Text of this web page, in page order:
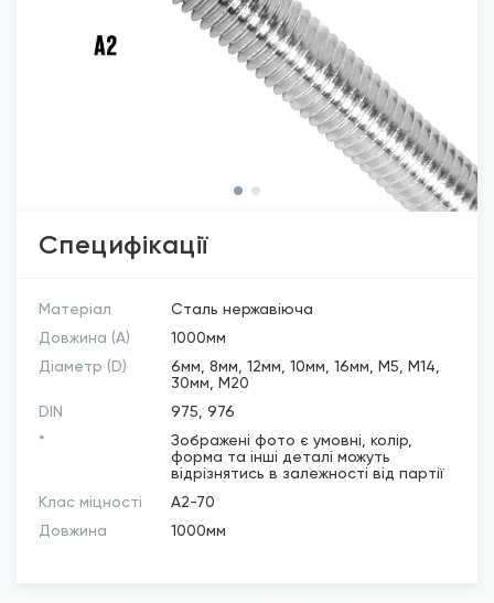
Специфікації
Матеріал
Сталь нержавіюча
Довжина (A)
1000мм
Діаметр (D)
6мм, 8мм, 12мм, 10мм, 16мм, М5, М14,
30мм, М20
DIN
975, 976
*
Зображені фото є умовні, колір,
форма та інші деталі можуть
відрізнятись в залежності від партії
Клас міцності
А2-70
Довжина
1000мм